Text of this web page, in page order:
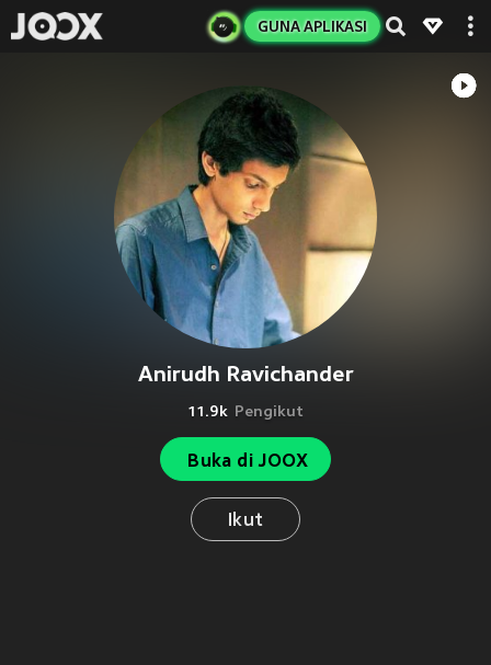
GUNA APLIKASI
Anirudh Ravichander
11.9k Pengikut
Buka di JOOX
Ikut